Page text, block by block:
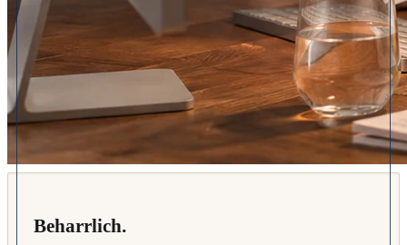
Beharrlich.